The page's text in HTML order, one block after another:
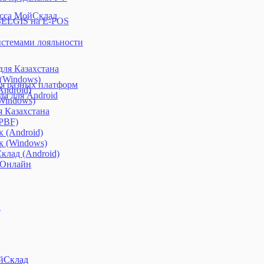
на E-POS
лояльности
разных платформ
для Android
МойСклад
Казахстана
(Android)
(Windows)
(Android)